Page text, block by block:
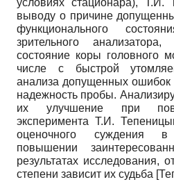
условиях стационара),
выводу о причине
функционального
зрительного
состояние коры головного
числе с быстрой
анализа допущенных
надежность пробы.
их улучшение при
эксперимента Т.И.
оценочного суждения
повышении
результатах исследования,
степени зависит их судьба [